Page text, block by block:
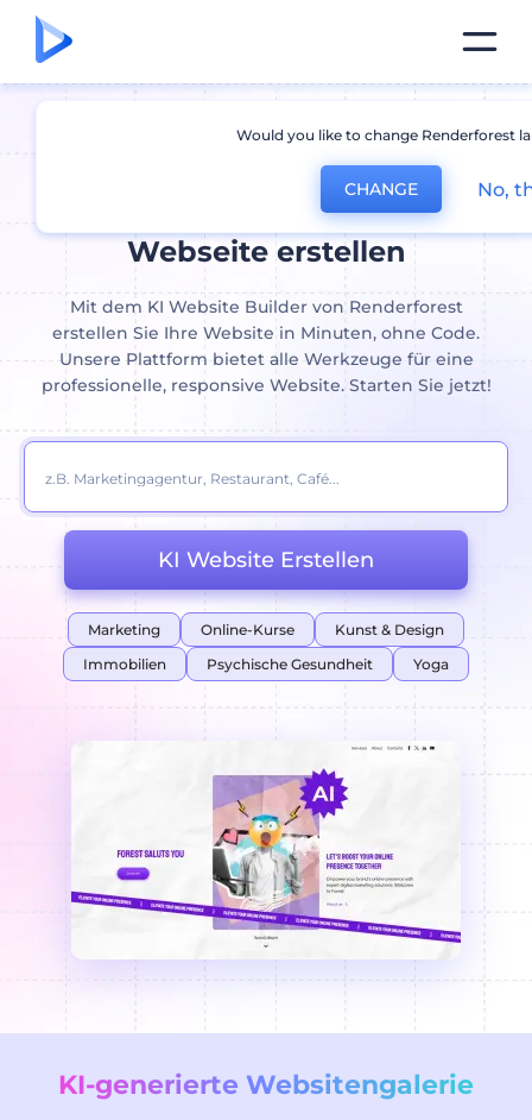
KI Website Ersteller:Einfach
und schnell Ihre eigene
Webseite erstellen
Mit dem KI Website Builder von Renderforest
erstellen Sie Ihre Website in Minuten, ohne Code.
Unsere Plattform bietet alle Werkzeuge für eine
professionelle, responsive Website. Starten Sie jetzt!
KI Website Erstellen
Marketing Online-Kurse
Kunst & Design
Immobilien
Psychische Gesundheit Yoga
KI-generierte Websitengalerie
Would you like to change Renderforest
CHANGE No,